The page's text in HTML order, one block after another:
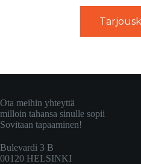
Ota meihin yhteyttä
milloin tahansa sinulle sopii
Sovitaan tapaaminen!
Bulevardi 3 B
00120 HELSINKI